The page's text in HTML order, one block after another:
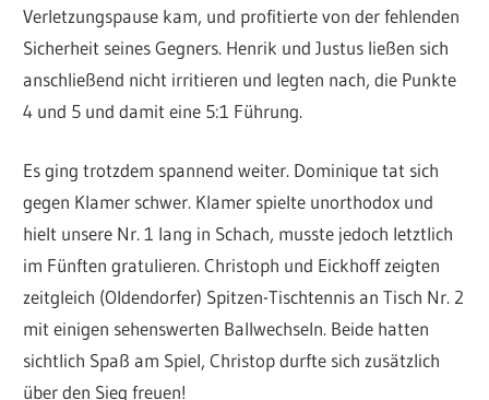
Verletzungspause kam, und profitierte von der fehlenden
Sicherheit seines Gegners. Henrik und Justus ließen sich
anschließend nicht irritieren und legten nach, die Punkte
4 und 5 und damit eine 5:1 Führung.
Es ging trotzdem spannend weiter. Dominique tat sich
gegen Klamer schwer. Klamer spielte unorthodox und
hielt unsere Nr. 1 lang in Schach, musste jedoch letztlich
im Fünften gratulieren. Christoph und Eickhoff zeigten
zeitgleich (Oldendorfer) Spitzen-Tischtennis an Tisch Nr. 2
mit einigen sehenswerten Ballwechseln. Beide hatten
sichtlich Spaß am Spiel, Christop durfte sich zusätzlich
über den Sieg freuen!